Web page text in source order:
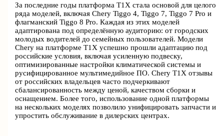
За последние годы платформа T1X стала основой для целого
ряда моделей, включая Chery Tiggo 4, Tiggo 7, Tiggo 7 Pro и
флагманский Tiggo 8 Pro. Каждая из этих моделей
адаптирована под определённую аудиторию: от городских
молодых водителей до семейных пользователей. Модели
Chery на платформе T1X успешно прошли адаптацию под
российские условия, включая усиленную подвеску,
оптимизированные настройки климатической системы и
русифицированное мультимедийное ПО. Chery T1X отзывы
от российских владельцев часто подчеркивают
сбалансированность между ценой, качеством сборки и
оснащением. Более того, использование одной платформы
на нескольких моделях позволило унифицировать запчасти и
упростить обслуживание в дилерских центрах.